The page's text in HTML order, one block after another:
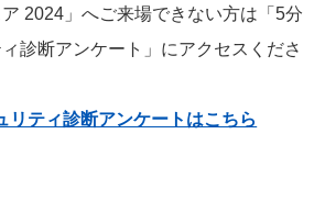
ア 2024」へご来場できない方は「5分
診断アンケート」にアクセスくださ
リティ診断アンケートはこちら